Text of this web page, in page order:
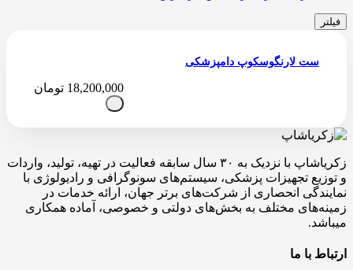
فیلتر
ست لارنگوسکوپ دامپزشکی
18,200,000 تومان
زکریاشاپ با نزدیک به ۳۰ سال سابقه فعالیت در تهیه، تولید، واردات
و توزیع تجهیزات پزشکی، سیستم‌های سونوگرافی و رادیولوژی با
نمایندگی انحصاری از شرکت‌های برتر جهان، ارائه خدمات در
زمینه‌های مختلف به بخش‌های دولتی و خصوصی، آماده همکاری
میباشد.
ارتباط با ما